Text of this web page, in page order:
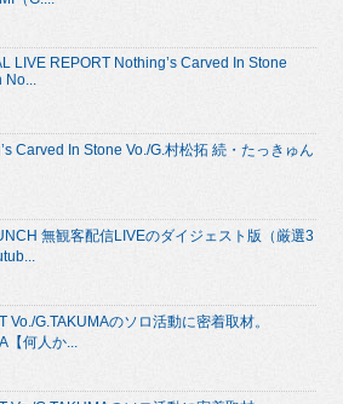
LIVE REPORT Nothing’s Carved In Stone
Carved In Stone Vo./G.村松拓 続・たっきゅん
無観客配信LIVEのダイジェスト版（厳選3
Vo./G.TAKUMAのソロ活動に密着取材。
【何人か...